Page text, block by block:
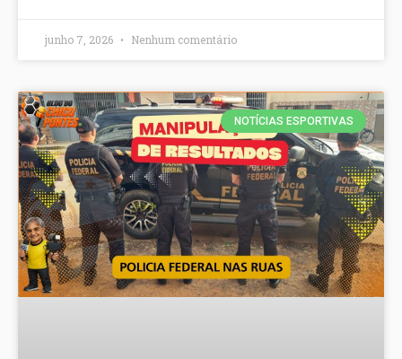
junho 7, 2026 Nenhum comentário
NOTÍCIAS ESPORTIVAS